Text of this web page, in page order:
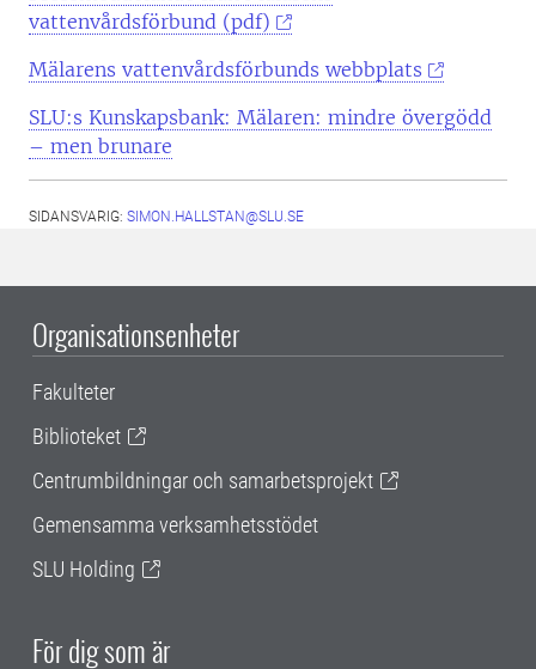
vattenvårdsförbund (pdf)
Mälarens vattenvårdsförbunds webbplats
SLU:s Kunskapsbank: Mälaren: mindre övergödd
– men brunare
SIDANSVARIG: SIMON.HALLSTAN@SLU.SE
Organisationsenheter
Fakulteter
Biblioteket
Centrumbildningar och samarbetsprojekt
Gemensamma verksamhetsstödet
SLU Holding
För dig som är